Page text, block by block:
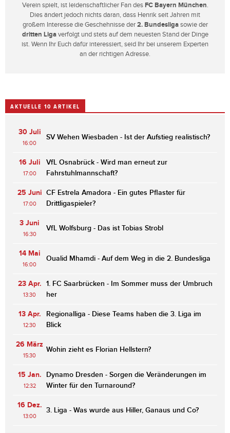
Verein spielt, ist leidenschaftlicher Fan des FC Bayern München.
Dies ändert jedoch nichts daran, dass Henrik seit Jahren mit
großem Interesse die Geschehnisse der2. Bundesligasowie der
dritten Ligaverfolgt und stets auf dem neuesten Stand der Dinge
ist. Wenn Ihr Euch dafür interessiert, seid Ihr bei unserem Experten
an der richtigen Adresse.
AKTUELLE 10 ARTIKEL
30 Juli
16:00
SV Wehen Wiesbaden - Ist der Aufstieg realistisch?
16 Juli
17:00
VfL Osnabrück - Wird man erneut zur
Fahrstuhlmannschaft?
25 Juni
17:00
CF Estrela Amadora - Ein gutes Pflaster für
Drittligaspieler?
3 Juni
16:30
VfL Wolfsburg - Das ist Tobias Strobl
14 Mai
16:00
Oualid Mhamdi - Auf dem Weg in die 2. Bundesliga
23 Apr.
13:30
1. FC Saarbrücken - Im Sommer muss der Umbruch
her
13 Apr.
12:30
Regionalliga - Diese Teams haben die 3. Liga im
Blick
26 März
15:30
Wohin zieht es Florian Hellstern?
15 Jan.
12:32
Dynamo Dresden - Sorgen die Veränderungen im
Winter für den Turnaround?
16 Dez.
13:00
3. Liga - Was wurde aus Hiller, Ganaus und Co?